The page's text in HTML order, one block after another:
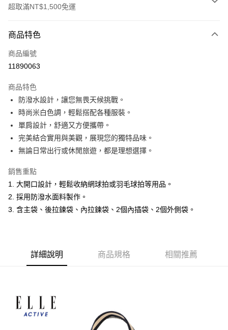
超取滿NT$1,500免運
信用卡一次付款
超商取貨付款
Apple Pay
悠遊付
ATM付款
全家取貨付款
每筆NT$60，滿NT$1,500(含以上)免運費
付款後全家取貨
每筆NT$60，滿NT$1,500(含以上)免運費
7-11取貨付款
每筆NT$60，滿NT$1,500(含以上)免運費
商品特色
商品編號
11890063
商品特色
防潑水設計，讓您無畏天候挑戰。
時尚米白色調，輕鬆搭配各種服裝。
單肩設計，舒適又方便攜帶。
完美結合實用與美觀，展現您的獨特品味。
無論日常出行或休閒旅遊，都是理想選擇。
銷售重點
1. 大開口設計，輕鬆收納網球拍或羽毛球拍等用品。
2. 採用防潑水面料製作。
3. 含主袋、後拉鍊袋、內拉鍊袋、2個內插袋、2個外側袋。
詳細說明 商品規格 相關推薦